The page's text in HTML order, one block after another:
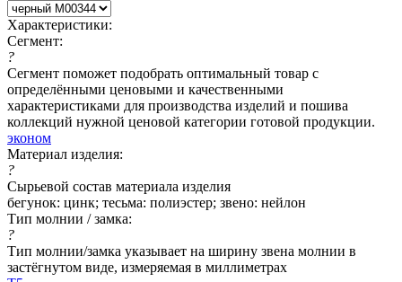
Характеристики:
Сегмент:
?
Сегмент поможет подобрать оптимальный товар с
определёнными ценовыми и качественными
характеристиками для производства изделий и пошива
коллекций нужной ценовой категории готовой продукции.
эконом
Материал изделия:
?
Сырьевой состав материала изделия
бегунок: цинк; тесьма: полиэстер; звено: нейлон
Тип молнии / замка:
?
Тип молнии/замка указывает на ширину звена молнии в
застёгнутом виде, измеряемая в миллиметрах